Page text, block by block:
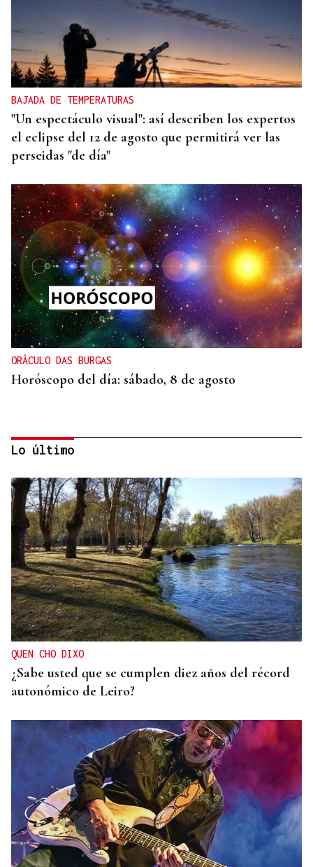
BAJADA DE TEMPERATURAS
"Un espectáculo visual": así describen los expertos
el eclipse del 12 de agosto que permitirá ver las
perseidas "de día"
ORÁCULO DAS BURGAS
Horóscopo del día: sábado, 8 de agosto
SEGURIDAD INFANTIL
Un tribunal de Estados Unidos multa a Meta con
567 millones de dólares por perjudicar la salud
mental de los menores
Lo último
QUEN CHO DIXO
¿Sabe usted que se cumplen diez años del récord
autonómico de Leiro?